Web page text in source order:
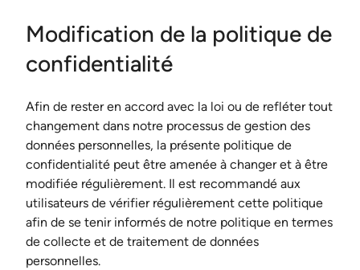
Modification de la politique de
confidentialité
Afin de rester en accord avec la loi ou de refléter tout
changement dans notre processus de gestion des
données personnelles, la présente politique de
confidentialité peut être amenée à changer et à être
modifiée régulièrement. Il est recommandé aux
utilisateurs de vérifier régulièrement cette politique
afin de se tenir informés de notre politique en termes
de collecte et de traitement de données
personnelles.